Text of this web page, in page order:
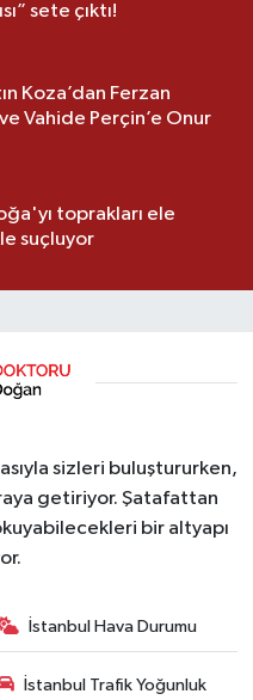
sete çıktı!
Koza’dan Ferzan
Vahide Perçin’e Onur
toprakları ele
suçluyor
sizleri buluştururken,
getiriyor. Şatafattan
bir altyapı
İstanbul Hava Durumu
İstanbul Trafik Yoğunluk